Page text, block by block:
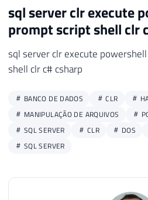
49
50
51
52
53
return output;
sql server clr execute
prompt script shell clr
sql server clr execute
shell clr c# csharp
BANCO DE DADOS CLR
MANIPULAÇÃO DE ARQUIVOS
SQL SERVER
CLR DOS
SQL SERVER